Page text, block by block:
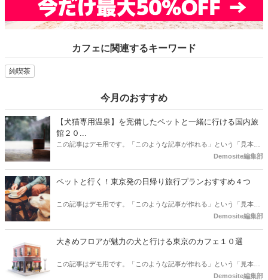
カフェに関連するキーワード
純喫茶
今月のおすすめ
【犬猫専用温泉】を完備したペットと一緒に行ける国内旅
館２０...
この記事はデモ用です。「このような記事が作れる」という「見本」
Demosite編集部
ペットと行く！東京発の日帰り旅行プランおすすめ４つ
この記事はデモ用です。「このような記事が作れる」という「見本」
Demosite編集部
大きめフロアが魅力の犬と行ける東京のカフェ１０選
この記事はデモ用です。「このような記事が作れる」という「見本」
Demosite編集部